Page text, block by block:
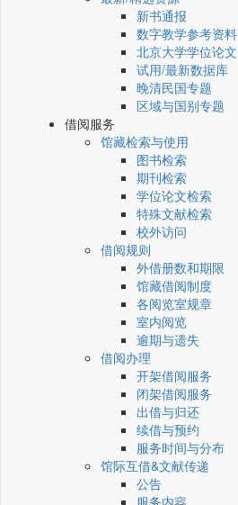
新书通报
数字教学参考资料
北京大学学位论文
试用/最新数据库
晚清民国专题
区域与国别专题
借阅服务
馆藏检索与使用
图书检索
期刊检索
学位论文检索
特殊文献检索
校外访问
借阅规则
外借册数和期限
馆藏借阅制度
各阅览室规章
室内阅览
逾期与遗失
借阅办理
开架借阅服务
闭架借阅服务
出借与归还
续借与预约
服务时间与分布
馆际互借&文献传递
公告